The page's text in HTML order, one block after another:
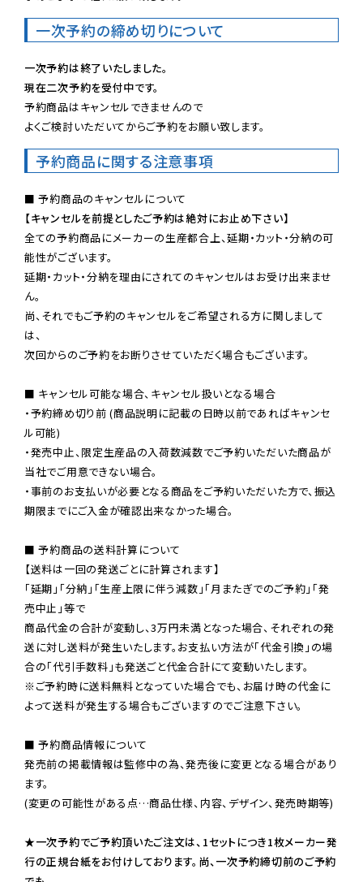
一次予約の締め切りについて
一次予約は終了いたしました。
現在二次予約を受付中です。
予約商品はキャンセルできませんので
よくご検討いただいてからご予約をお願い致します。
予約商品に関する注意事項
【キャンセルを前提としたご予約は絶対にお止め下さい】
全ての予約商品にメーカーの生産都合上、延期・カット・分納の可
能性がございます。
延期・カット・分納を理由にされてのキャンセルはお受け出来ませ
ん。
尚、それでもご予約のキャンセルをご希望される方に関しまして
は、
次回からのご予約をお断りさせていただく場合もございます。
■ キャンセル可能な場合、キャンセル扱いとなる場合
・予約締め切り前 (商品説明に記載の日時以前であればキャンセ
ル可能)
・発売中止、限定生産品の入荷数減数でご予約いただいた商品が
当社でご用意できない場合。
・事前のお支払いが必要となる商品をご予約いただいた方で、振込
期限までにご入金が確認出来なかった場合。
■ 予約商品の送料計算について
【送料は一回の発送ごとに計算されます】
「延期」「分納」「生産上限に伴う減数」「月またぎでのご予約」「発
売中止」等で
商品代金の合計が変動し、3万円未満となった場合、それぞれの発
送に対し送料が発生いたします。お支払い方法が「代金引換」の場
※ご予約時に送料無料となっていた場合でも、お届け時の代金に
よって送料が発生する場合もございますのでご注意下さい。
■ 予約商品情報について
発売前の掲載情報は監修中の為、発売後に変更となる場合があり
ます。
(変更の可能性がある点…商品仕様、内容、デザイン、発売時期等)
★一次予約でご予約頂いたご注文は、1セットにつき1枚メーカー発
行の正規台紙をお付けしております。尚、一次予約締切前のご予約